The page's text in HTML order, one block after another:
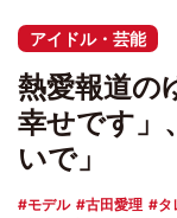
アイドル・芸能
熱愛報道の
幸せです」
いで」
モデル 古田愛理 タ